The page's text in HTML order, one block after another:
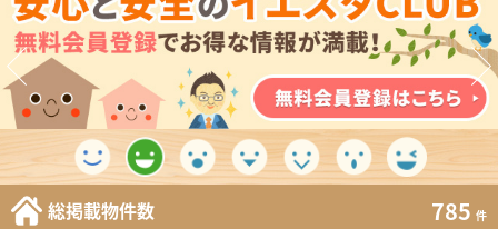
総掲載物件数 785 件